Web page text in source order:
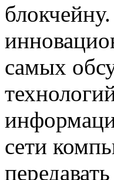
блoкчeйну.
самых
сети